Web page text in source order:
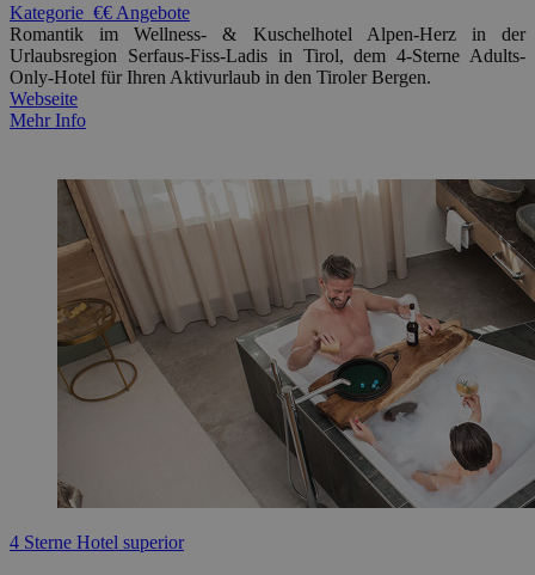
Kategorie €€ Angebote
Romantik im Wellness- & Kuschelhotel Alpen-Herz in der
Urlaubsregion Serfaus-Fiss-Ladis in Tirol, dem 4-Sterne Adults-
Only-Hotel für Ihren Aktivurlaub in den Tiroler Bergen.
Webseite
Mehr Info
4 Sterne Hotel superior